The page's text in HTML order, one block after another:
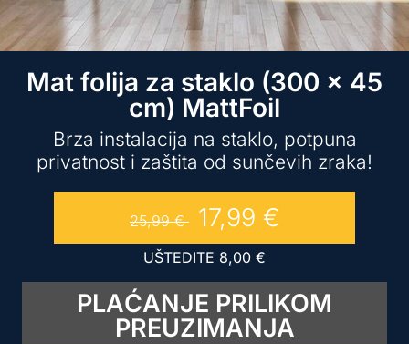
Mat folija za staklo (300 x 45
cm) MattFoil
Brza instalacija na staklo, potpuna
privatnost i zaštita od sunčevih zraka!
25,99€ 17,99 €
UŠTEDITE 8,00 €
PLAĆANJE PRILIKOM
PREUZIMANJA